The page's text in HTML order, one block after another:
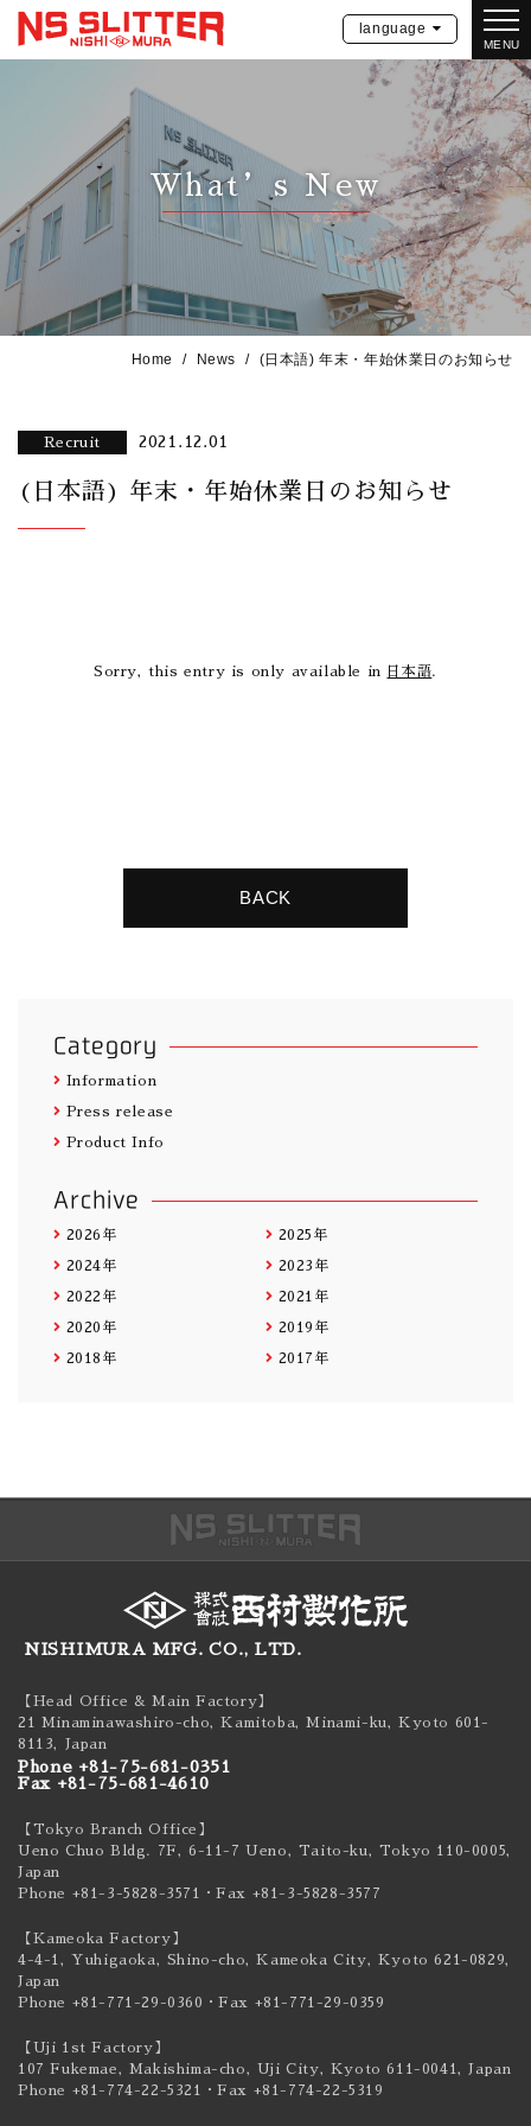
MENU
language
What’s New
Home News (日本語) 年末・年始休業日のお知らせ
Recruit 2021.12.01
(日本語) 年末・年始休業日のお知らせ
Sorry, this entry is only available in 日本語.
BACK
Category
Information
Press release
Product Info
Archive
2026年 2025年
2024年 2023年
2022年 2021年
2020年 2019年
2018年 2017年
NISHIMURA MFG. CO., LTD.
【Head Office & Main Factory】
21 Minaminawashiro-cho, Kamitoba, Minami-ku,Kyoto 601-
8113, Japan
Phone +81-75-681-0351
Fax +81-75-681-4610
【Tokyo Branch Office】
Ueno Chuo Bldg. 7F, 6-11-7 Ueno, Taito-ku, Tokyo 110-0005,
Japan
Phone +81-3-5828-3571
・Fax +81-3-5828-3577
【Kameoka Factory】
4-4-1, Yuhigaoka, Shino-cho, Kameoka City, Kyoto 621-0829,
Japan
Phone +81-771-29-0360 ・Fax +81-771-29-0359
【Uji 1st Factory】
107 Fukemae, Makishima-cho, Uji City, Kyoto 611-0041, Japan
Phone +81-774-22-5321
・Fax +81-774-22-5319